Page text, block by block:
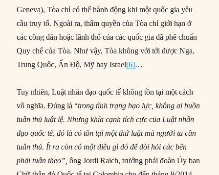
Geneva), Tòa chỉ có thể hành động khi một quốc gia yêu
cầu truy tố. Ngoài ra, thẩm quyền của Tòa chỉ giới hạn ở
các công dân hoặc lãnh thổ của các quốc gia đã phê chuẩn
Quy chế của Tòa. Như vậy, Tòa không với tới được Nga,
Trung Quốc, Ấn Độ, Mỹ hay Israel[6]…
Tuy nhiên, Luật nhân đạo quốc tế không tồn tại một cách
vô nghĩa. Đúng là “trong tình trạng bạo lực, không ai buồn
tuân thủ luật lệ. Nhưng khía cạnh tích cực của Luật nhân
đạo quốc tế, đó là có tồn tại một thứ luật mà người ta cần
tuân thủ. Ít ra còn có một điều gì đó để đòi hỏi các bên
phải tuân theo”, ông Jordi Raich, trưởng phái đoàn Ủy ban